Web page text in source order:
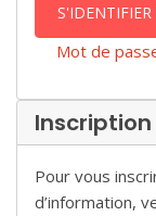
S'IDENTIFIER
Mot de
Inscription
Pour vous
d’information,